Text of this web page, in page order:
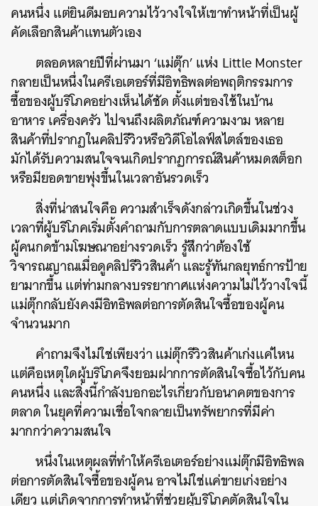
คนหนึ่ง แต่ยินดีมอบความไว้วางใจให้เขาทำหน้าที่เป็นผู้
คัดเลือกสินค้าแทนตัวเอง
ตลอดหลายปีที่ผ่านมา ‘แม่ตุ๊ก’ แห่ง Little Monster
กลายเป็นหนึ่งในครีเอเตอร์ที่มีอิทธิพลต่อพฤติกรรมการ
ซื้อของผู้บริโภคอย่างเห็นได้ชัด ตั้งแต่ของใช้ในบ้าน
อาหาร เครื่องครัว ไปจนถึงผลิตภัณฑ์ความงาม หลาย
สินค้าที่ปรากฏในคลิปรีวิวหรือวิดีโอไลฟ์สไตล์ของเธอ
มักได้รับความสนใจจนเกิดปรากฏการณ์สินค้าหมดสต็อก
หรือมียอดขายพุ่งขึ้นในเวลาอันรวดเร็ว
สิ่งที่น่าสนใจคือ ความสำเร็จดังกล่าวเกิดขึ้นในช่วง
เวลาที่ผู้บริโภคเริ่มตั้งคำถามกับการตลาดแบบเดิมมากขึ้น
ผู้คนกดข้ามโฆษณาอย่างรวดเร็ว รู้สึกว่าต้องใช้
วิจารณญาณเมื่อดูคลิปรีวิวสินค้า และรู้ทันกลยุทธ์การป้าย
ยามากขึ้น แต่ท่ามกลางบรรยากาศแห่งความไม่ไว้วางใจนี้
แม่ตุ๊กกลับยังคงมีอิทธิพลต่อการตัดสินใจซื้อของผู้คน
จำนวนมาก
คำถามจึงไม่ใช่เพียงว่า แม่ตุ๊กรีวิวสินค้าเก่งแค่ไหน
แต่คือเหตุใดผู้บริโภคจึงยอมฝากการตัดสินใจซื้อไว้กับคน
คนหนึ่ง และสิ่งนี้กำลังบอกอะไรเกี่ยวกับอนาคตของการ
ตลาด ในยุคที่ความเชื่อใจกลายเป็นทรัพยากรที่มีค่า
มากกว่าความสนใจ
หนึ่งในเหตุผลที่ทำให้ครีเอเตอร์อย่างแม่ตุ๊กมีอิทธิพล
ต่อการตัดสินใจซื้อของผู้คน อาจไม่ใช่แค่ขายเก่งอย่าง
เดียว แต่เกิดจากการทำหน้าที่ช่วยผู้บริโภคตัดสินใจใน